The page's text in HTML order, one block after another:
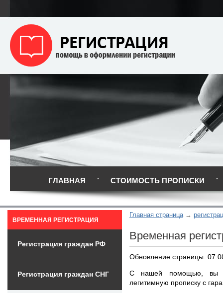
ГЛАВНАЯ СТОИМОСТЬ ПРОПИСКИ
Главная страница
Временная
Обновление страницы:
С нашей помощью, вы
легитимную прописку с
ВРЕМЕННАЯ РЕГИСТРАЦИЯ
Регистрация граждан РФ
Регистрация граждан СНГ